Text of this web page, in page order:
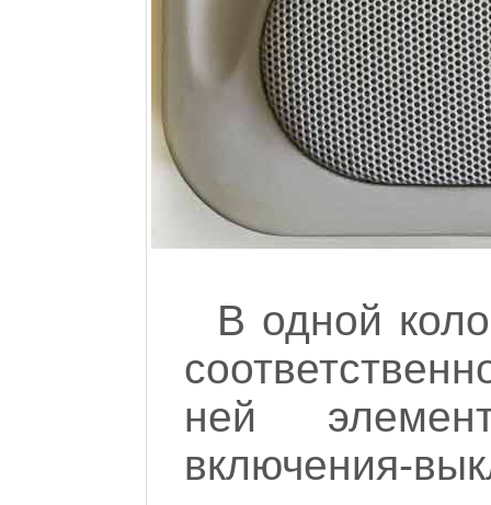
В одной
ней